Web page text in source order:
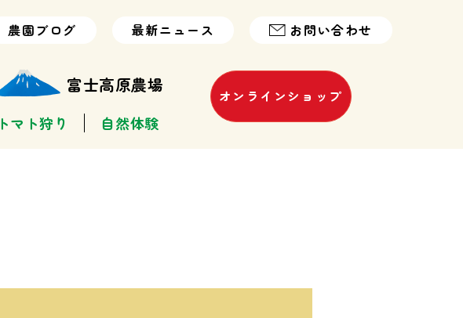
農園ブログ 最新ニュース お問い合わせ
富士高原農場
トマト狩り 自然体験
オンラインショップ